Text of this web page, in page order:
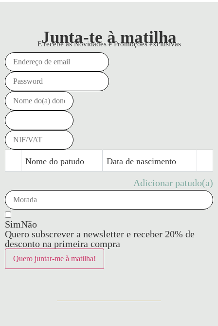
Junta-te à matilha
E recebe as Novidades e Promoções exclusivas
Nome do patudo Data de nascimento
Adicionar patudo(a)
SimNão
Quero subscrever a newsletter e receber 20% de
desconto na primeira compra